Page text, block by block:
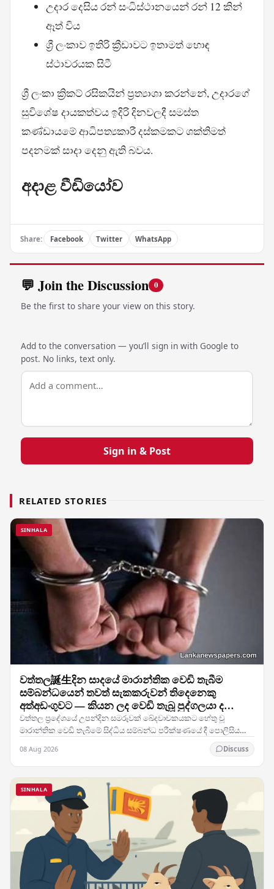
උදාර දෙසිය රන් සංධිස්ථානයෙන් රන් 12 කින්
ඈත් විය
ශ්‍රී ලංකාව ඉතිරි ක්‍රීඩාවට ඉතාමත් හොඳ
ස්ථාවරයක සිටී
ශ්‍රී ලංකා ක්‍රිකට් රසිකයින් ප්‍රත්‍යාශා කරන්නේ, උදාරගේ
සුවිශේෂ දායකත්වය ඉදිරි දිනවලදී සමස්ත
කණ්ඩායමේ ආධිපත්‍යකාරී දස්කමකට ශක්තිමත්
පදනමක් සාදා දෙනු ඇති බවය.
අදාළ වීඩියෝව
Share: Facebook Twitter WhatsApp
💬 Join the Discussion 0
Be the first to share your view on this story.
Add to the conversation — you’ll sign in with Google to
post. No links, text only.
Sign in & Post
RELATED STORIES
SINHALA
වත්තල誕生දින සාදයේ මාරාන්තික වෙඩි තැබීම
සම්බන්ධයෙන් තවත් සැකකරුවන් තිදෙනෙකු
අත්අඩංගුවට — කියන ලද වෙඩි තැබූ පුද්ගලයා ද
ඇතුළත්ව
වත්තල ප්‍රදේශයේ උපන්දින සමරුවක් ඛේදවාචකයකට හේතු වූ
මාරාන්තික වෙඩි තැබීමේ සිද්ධිය සම්බන්ධ පරීක්ෂණයේ දී පොලිසිය
08 Aug 2026 Discuss
SINHALA